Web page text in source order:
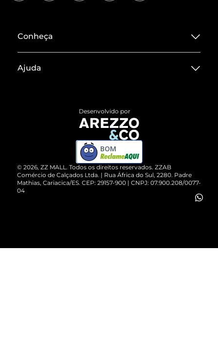
Conheça
Termos de Uso
ZZ MALL é confiável
Cartão Presente
Vendas Corporativas
Ajuda
Devolução do Produto
Compre pelo WhatsApp
© 2026, ZZ MALL. Todos os direitos reservados. ZZAB
Comércio de Calçados Ltda. | Rua África do Sul, 2280. Padre
Mathias, Cariacica/ES. CEP: 29157-900 | CNPJ: 07.900.208/0077-
04
Desenvolvido por
BOM